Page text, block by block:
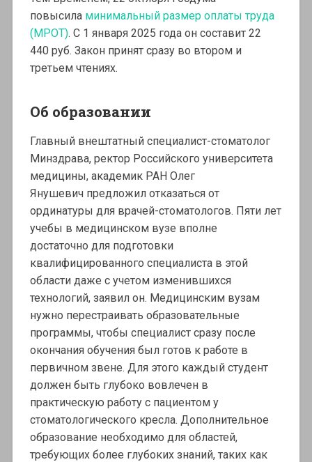
повысила минимальный размер оплаты труда
(МРОТ). С 1 января 2025 года он составит 22
440 руб. Закон принят сразу во втором и
третьем чтениях.
Об образовании
Главный внештатный специалист-стоматолог
Минздрава, ректор Российского университета
медицины, академик РАН Олег
Янушевич предложил отказаться от
ординатуры для врачей-стоматологов. Пяти лет
учебы в медицинском вузе вполне
достаточно для подготовки
квалифицированного специалиста в этой
области даже с учетом изменившихся
технологий, заявил он. Медицинским вузам
нужно перестраивать образовательные
программы, чтобы специалист сразу после
окончания обучения был готов к работе в
первичном звене. Для этого каждый студент
должен быть глубоко вовлечен в
практическую работу с пациентом у
стоматологического кресла. Дополнительное
образование необходимо для областей,
требующих более глубоких знаний, таких как